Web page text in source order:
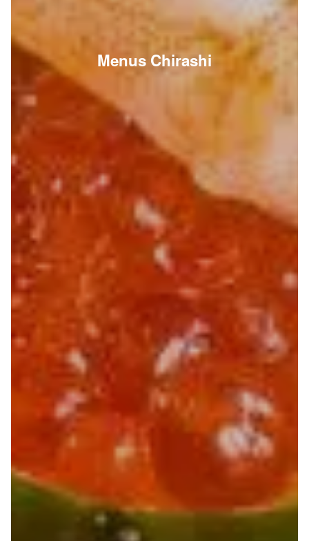
Menus Chirashi